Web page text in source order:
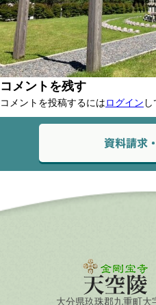
コメントを残す
コメントを投稿するにはログイン し
大分県玖珠郡九重町大